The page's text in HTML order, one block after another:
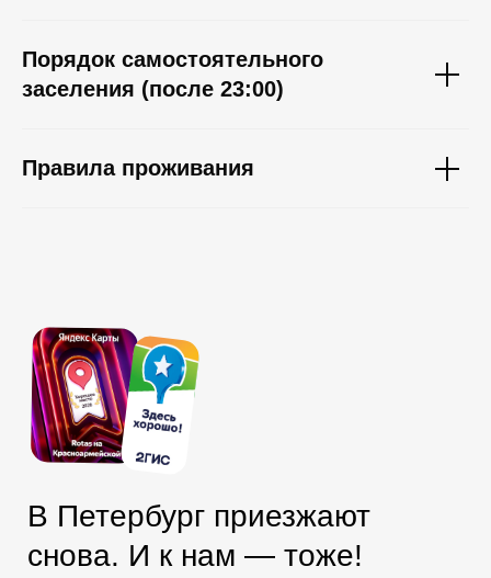
Порядок самостоятельного
заселения (после 23:00)
Правила проживания
Бронируйте
на официальном сайте —